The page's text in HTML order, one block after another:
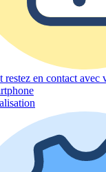
restez en contact